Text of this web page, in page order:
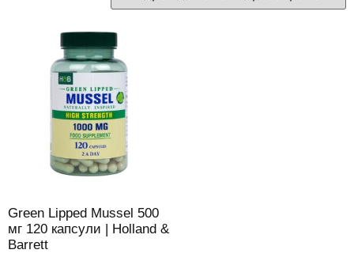
Green Lipped Mussel 500
мг 120 капсули | Holland &
Barrett